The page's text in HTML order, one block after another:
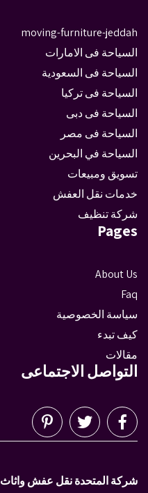
moving-furniture-jeddah
السياحة فى الامارات
السياحة فى السعودية
السياحة فى تركيا
السياحة فى دبى
السياحة فى مصر
السياحة في البحرين
تسويق ومبيعات
خدمات نقل العفش
شركة تنظيف
Pages
About Us
Faq
سياسة الخصوصية
كيف تبدء
مقالات
التواصل الاجتماعى
شركة المتحدة نقل عفش واثاث